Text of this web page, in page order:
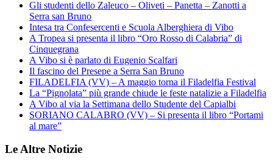
Gli studenti dello Zaleuco – Oliveti – Panetta – Zanotti a
Serra san Bruno
Intesa tra Confesercenti e Scuola Alberghiera di Vibo
A Tropea si presenta il libro “Oro Rosso di Calabria” di
Cinquegrana
A Vibo si è parlato di Eugenio Scalfari
Il fascino del Presepe a Serra San Bruno
FILADELFIA (VV) – A maggio torna il Filadelfia Festival
La “Pignolata” più grande chiude le feste natalizie a Filadelfia
A Vibo al via la Settimana dello Studente del Capialbi
SORIANO CALABRO (VV) – Si presenta il libro “Portami
al mare”
Le Altre Notizie